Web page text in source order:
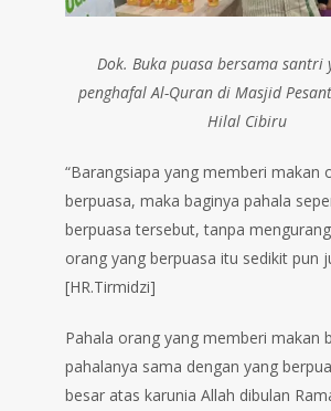
Dok. Buka puasa bersama santri
penghafal Al-Quran di Masjid
Hilal Cibiru
“Barangsiapa yang memberi makan
berpuasa, maka baginya pahala
berpuasa tersebut, tanpa
orang yang berpuasa itu sedikit pun
[HR.Tirmidzi]
Pahala orang yang memberi makan
pahalanya sama dengan yang
besar atas karunia Allah dibulan